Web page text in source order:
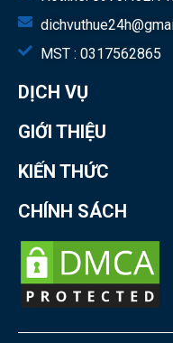
MST : 0317562865
DỊCH VỤ
GIỚI THIỆU
KIẾN THỨC
CHÍNH SÁCH